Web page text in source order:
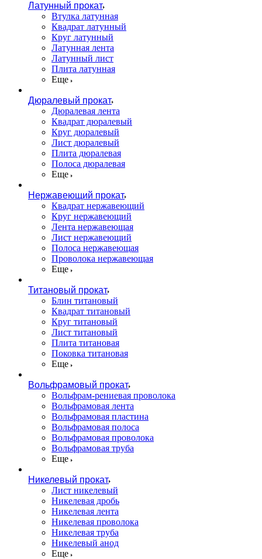
Латунный прокат
Втулка латунная
Квадрат латунный
Круг латунный
Латунная лента
Латунный лист
Плита латунная
Еще
Дюралевый прокат
Дюралевая лента
Квадрат дюралевый
Круг дюралевый
Лист дюралевый
Плита дюралевая
Полоса дюралевая
Еще
Нержавеющий прокат
Квадрат нержавеющий
Круг нержавеющий
Лента нержавеющая
Лист нержавеющий
Полоса нержавеющая
Проволока нержавеющая
Еще
Титановый прокат
Блин титановый
Квадрат титановый
Круг титановый
Лист титановый
Плита титановая
Поковка титановая
Еще
Вольфрамовый прокат
Вольфрам-рениевая проволока
Вольфрамовая лента
Вольфрамовая пластина
Вольфрамовая полоса
Вольфрамовая проволока
Вольфрамовая труба
Еще
Никелевый прокат
Лист никелевый
Никелевая дробь
Никелевая лента
Никелевая проволока
Никелевая труба
Никелевый анод
Еще